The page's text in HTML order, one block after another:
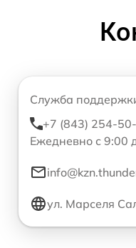
Служба
+7 (843) 254-
Ежедневно с 9:00
ул. Марселя